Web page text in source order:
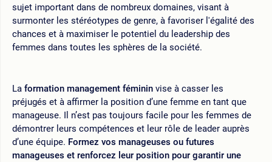
sujet important dans de nombreux domaines, visant à
surmonter les stéréotypes de genre, à favoriser l'égalité des
chances et à maximiser le potentiel du leadership des
femmes dans toutes les sphères de la société.
La formation management féminin vise à casser les
préjugés et à affirmer la position d’une femme en tant que
manageuse. Il n’est pas toujours facile pour les femmes de
démontrer leurs compétences et leur rôle de leader auprès
d’une équipe. Formez vos manageuses ou futures
manageuses et renforcez leur position pour garantir une